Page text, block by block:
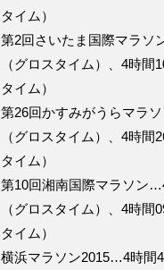
タイム）
第2回さいたま国際マラソ
（グロスタイム）、4時間
タイム）
第26回かすみがうらマラ
（グロスタイム）、4時間
タイム）
第10回湘南国際マラソン
（グロスタイム）、4時間
タイム）
横浜マラソン2015…4時間